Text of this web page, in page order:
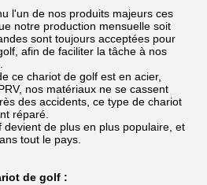
l'un de nos produits majeurs ces
notre production mensuelle soit
sont toujours acceptées pour
afin de faciliter la tâche à nos
ce chariot de golf est en acier,
nos matériaux ne se cassent
des accidents, ce type de chariot
réparé.
de plus en plus populaire, et
tout le pays.
de golf :